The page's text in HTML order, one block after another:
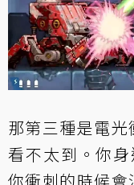
那第三種是電
看不太到。你身